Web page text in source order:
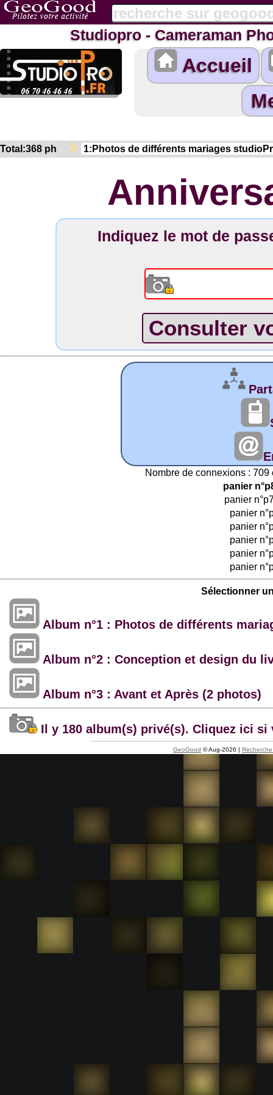
Studiopro - Cameraman
Accueil
Total:368 ph
Indiquez le mot de
Nombre de connexions :
panier
panier
panier
panier
panier
panier
panier
Sélectionner
Album n°1 : Photos de différents
Album n°2 : Conception et design du
Album n°3 : Avant et Après (2 photos)
Il y 180 album(s) privé(s). Cliquez ici si
GeoGood © Aug-2026 |